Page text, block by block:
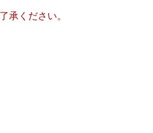
承ください。